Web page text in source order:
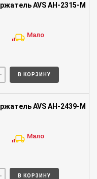
AVS AH-2315-M
Мало
В КОРЗИНУ
AVS AH-2439-M
Мало
В КОРЗИНУ